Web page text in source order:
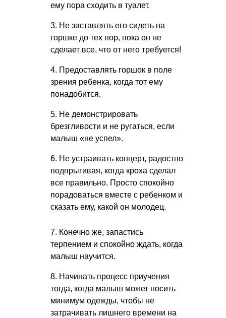
ему пора сходить в туалет.
3. Не заставлять его сидеть на
горшке до тех пор, пока он не
сделает все, что от него требуется!
4. Предоставлять горшок в поле
зрения ребенка, когда тот ему
понадобится.
5. Не демонстрировать
брезгливости и не ругаться, если
малыш «не успел».
6. Не устраивать концерт, радостно
подпрыгивая, когда кроха сделал
все правильно. Просто спокойно
порадоваться вместе с ребенком и
сказать ему, какой он молодец.
7. Конечно же, запастись
терпением и спокойно ждать, когда
малыш научится.
8. Начинать процесс приучения
тогда, когда малыш может носить
минимум одежды, чтобы не
затрачивать лишнего времени на